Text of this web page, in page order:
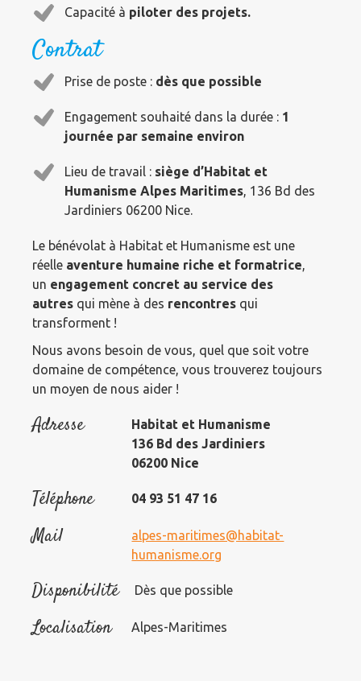
Capacité à piloter des projets.
Contrat
Prise de poste : dès que possible
Engagement souhaité dans la durée : 1
journée par semaine environ
Lieu de travail : siège d’Habitat et
Humanisme Alpes Maritimes, 136 Bd des
Jardiniers 06200 Nice.
Le bénévolat à Habitat et Humanisme est une
réelle aventure humaine riche et formatrice,
un engagement concret au service des
autres qui mène à des rencontres qui
transforment !
Nous avons besoin de vous, quel que soit votre
domaine de compétence, vous trouverez toujours
un moyen de nous aider !
Adresse
Habitat et Humanisme
136 Bd des Jardiniers
06200 Nice
Téléphone 04 93 51 47 16
Mail
alpes-maritimes@habitat-
humanisme.org
Disponibilité Dès que possible
Localisation Alpes-Maritimes